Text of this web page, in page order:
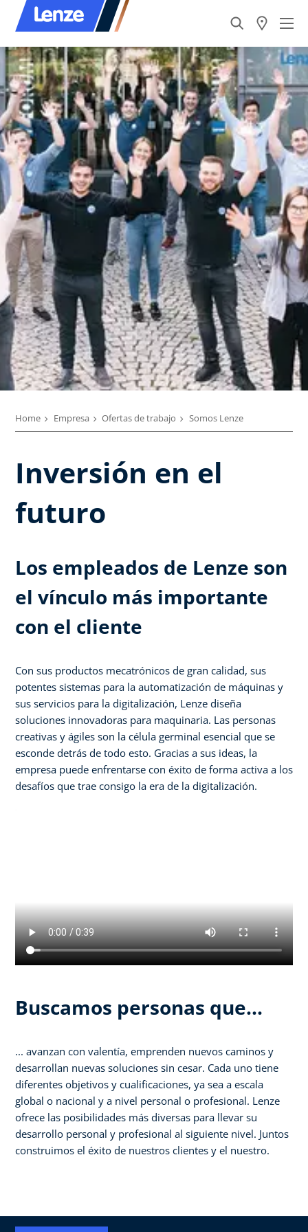
Home Empresa Ofertas de trabajo Somos Lenze
Inversión en el
futuro
Los empleados de Lenze son
el vínculo más importante
con el cliente
Con sus productos mecatrónicos de gran calidad, sus
potentes sistemas para la automatización de máquinas y
sus servicios para la digitalización, Lenze diseña
soluciones innovadoras para maquinaria. Las personas
creativas y ágiles son la célula germinal esencial que se
esconde detrás de todo esto. Gracias a sus ideas, la
empresa puede enfrentarse con éxito de forma activa a los
desafíos que trae consigo la era de la digitalización.
Buscamos personas que...
... avanzan con valentía, emprenden nuevos caminos y
desarrollan nuevas soluciones sin cesar. Cada uno tiene
diferentes objetivos y cualificaciones, ya sea a escala
global o nacional y a nivel personal o profesional. Lenze
ofrece las posibilidades más diversas para llevar su
desarrollo personal y profesional al siguiente nivel. Juntos
construimos el éxito de nuestros clientes y el nuestro.